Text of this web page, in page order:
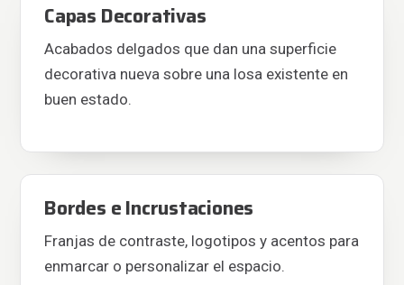
Capas Decorativas
Acabados delgados que dan una superficie
decorativa nueva sobre una losa existente en
buen estado.
Bordes e Incrustaciones
Franjas de contraste, logotipos y acentos para
enmarcar o personalizar el espacio.